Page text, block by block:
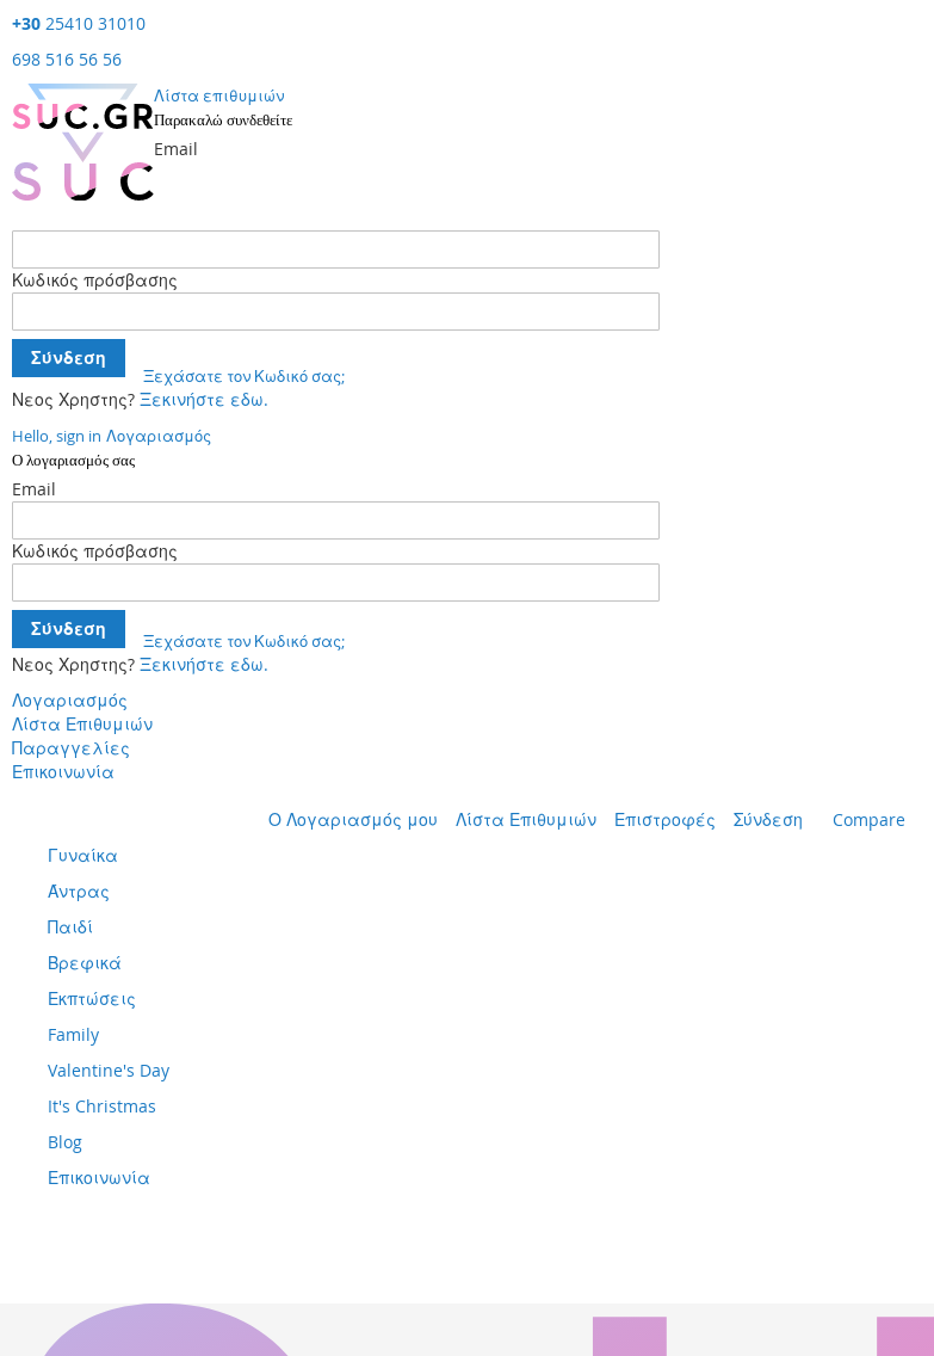
+30 25410 31010
698 516 56 56
Λίστα επιθυμιών
Παρακαλώ συνδεθείτε
Email
Κωδικός πρόσβασης
Σύνδεση
Ξεχάσατε τον Κωδικό σας;
Νεος Χρηστης? Ξεκινήστε εδω.
Hello, sign in Λογαριασμός
Ο λογαριασμός σας
Email
Κωδικός πρόσβασης
Σύνδεση
Ξεχάσατε τον Κωδικό σας;
Νεος Χρηστης? Ξεκινήστε εδω.
Λογαριασμός
Λίστα Επιθυμιών
Παραγγελίες
Επικοινωνία
Ο Λογαριασμός μου Λίστα Επιθυμιών Επιστροφές Σύνδεση Compare
περιεχόμενο
Γυναίκα
Άντρας
Παιδί
Βρεφικά
Εκπτώσεις
Family
Valentine's Day
It's Christmas
Blog
Επικοινωνία